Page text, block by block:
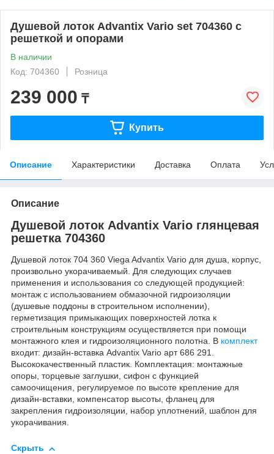
Душевой лоток Advantix Vario set 704360 с
решеткой и опорами
В наличии
Код: 704360
Розница
239 000 ₸
Купить
Описание Характеристики Доставка Оплата
Описание
Душевой лоток Advantix Vario глянцевая
решетка 704360
Душевой лоток 704 360 Viega Advantix Vario для душа, корпус,
произвольно укорачиваемый. Для следующих случаев
применения и использования со следующей продукцией:
монтаж с использованием обмазочной гидроизоляции
(душевые поддоны в строительном исполнении),
герметизация примыкающих поверхностей лотка к
строительным конструкциям осуществляется при помощи
монтажного клея и гидроизоляционного полотна. В комплект
входит: дизайн-вставка Advantix Vario арт 686 291.
Высококачественный пластик. Комплектация: монтажные
опоры, торцевые заглушки, сифон с функцией
самоочищения, регулируемое по высоте крепление для
дизайн-вставки, компенсатор высоты, фланец для
закрепления гидроизоляции, набор уплотнений, шаблон для
укорачивания.
Скрыть